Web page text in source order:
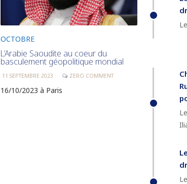
OCTOBRE
L’Arabie Saoudite au coeur du
basculement géopolitique mondial
11 SEPTEMBRE 2023 ZERO COMMENT
16/10/2023 à Paris